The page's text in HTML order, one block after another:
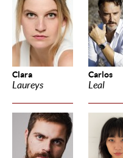
Clara
Laureys
Carlos
Leal